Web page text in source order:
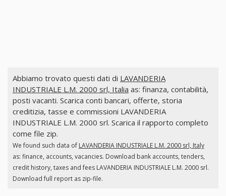
Abbiamo trovato questi dati di LAVANDERIA
INDUSTRIALE L.M. 2000 srl, Italia as: finanza, contabilità,
posti vacanti. Scarica conti bancari, offerte, storia
creditizia, tasse e commissioni LAVANDERIA
INDUSTRIALE L.M. 2000 srl. Scarica il rapporto completo
come file zip.
We found such data of LAVANDERIA INDUSTRIALE L.M. 2000 srl, Italy
as: finance, accounts, vacancies. Download bank accounts, tenders,
credit history, taxes and fees LAVANDERIA INDUSTRIALE L.M. 2000 srl.
Download full report as zip-file.